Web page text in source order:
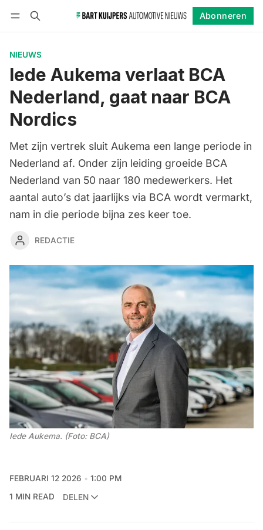
Abonneren
NIEUWS
Iede Aukema verlaat BCA
Nederland, gaat naar BCA
Nordics
Met zijn vertrek sluit Aukema een lange periode in
Nederland af. Onder zijn leiding groeide BCA
Nederland van 50 naar 180 medewerkers. Het
aantal auto’s dat jaarlijks via BCA wordt vermarkt,
nam in die periode bijna zes keer toe.
REDACTIE
Iede Aukema. (Foto: BCA)
FEBRUARI 12 2026
1:00 PM
1 MIN READ
DELEN